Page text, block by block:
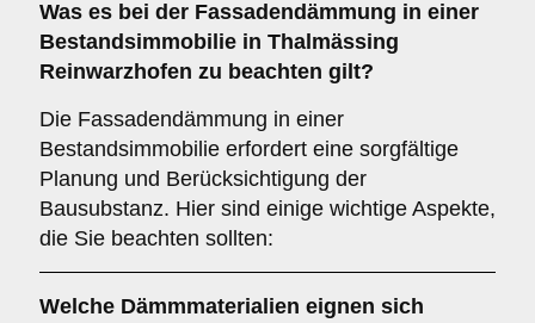
Was es bei der Fassadendämmung in einer
Bestandsimmobilie in Thalmässing
Reinwarzhofen zu beachten gilt?
Die Fassadendämmung in einer
Bestandsimmobilie erfordert eine sorgfältige
Planung und Berücksichtigung der
Bausubstanz. Hier sind einige wichtige Aspekte,
die Sie beachten sollten:
Welche Dämmmaterialien eignen sich